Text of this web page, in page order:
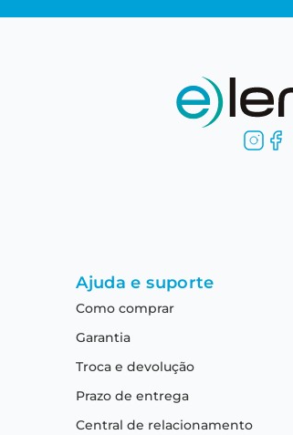
Ajuda e suporte
Como comprar
Garantia
Troca e devolução
Prazo de entrega
Central de relacionamento